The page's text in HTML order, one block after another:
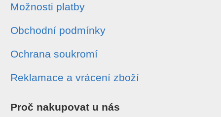
Možnosti platby
Obchodní podmínky
Ochrana soukromí
Reklamace a vrácení zboží
Proč nakupovat u nás